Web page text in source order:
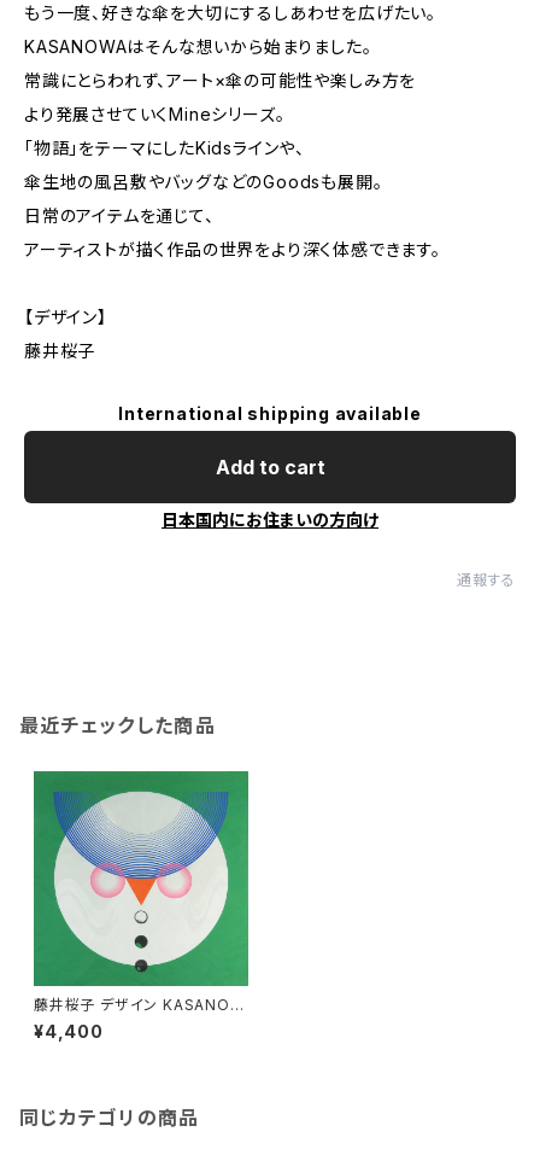
もう一度、好きな傘を大切にするしあわせを広げたい。
KASANOWAはそんな想いから始まりました。
常識にとらわれず、アート×傘の可能性や楽しみ方を
より発展させていくMineシリーズ。
「物語」をテーマにしたKidsラインや、
傘生地の風呂敷やバッグなどのGoodsも展開。
日常のアイテムを通じて、
アーティストが描く作品の世界をより深く体感できます。
【デザイン】
藤井桜子
International shipping available
Add to cart
日本国内にお住まいの方向け
通報する
最近チェックした商品
藤井桜子 デザイン KASANOW
A-Mine- 風呂敷48cm×48c
m「hukurou」
¥4,400
同じカテゴリの商品